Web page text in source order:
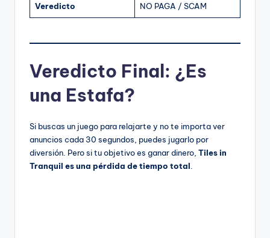
Veredicto NO PAGA / SCAM
Veredicto Final: ¿Es
una Estafa?
Si buscas un juego para relajarte y no te importa ver
anuncios cada 30 segundos, puedes jugarlo por
diversión. Pero si tu objetivo es ganar dinero, Tiles in
Tranquil es una pérdida de tiempo total